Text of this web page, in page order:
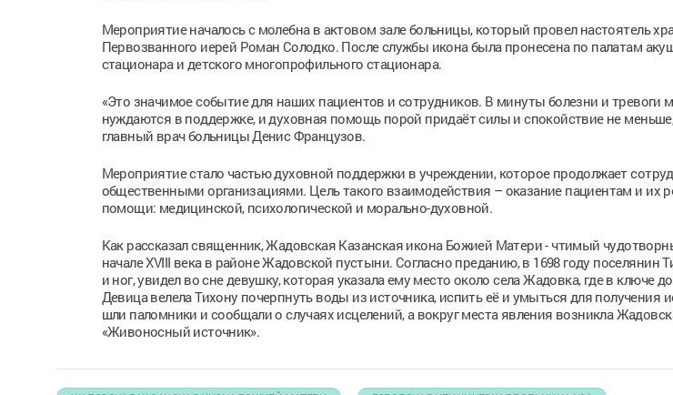
Мероприятие началось с молебна в актовом зале больницы, который провел настоятель
Первозванного иерей Роман Солодко. После службы икона была пронесена по палатам
стационара и детского многопрофильного стационара.
«Это значимое событие для наших пациентов и сотрудников. В минуты болезни и тревоги
нуждаются в поддержке, и духовная помощь порой придаёт силы и спокойствие не
главный врач больницы Денис Французов.
Мероприятие стало частью духовной поддержки в учреждении, которое продолжает
общественными организациями. Цель такого взаимодействия – оказание пациентам и их
помощи: медицинской, психологической и морально-духовной.
Как рассказал священник, Жадовская Казанская икона Божией Матери - чтимый
начале XVIII века в районе Жадовской пустыни. Согласно преданию, в 1698 году поселянин
и ног, увидел во сне девушку, которая указала ему место около села Жадовка, где в ключе
Девица велела Тихону почерпнуть воды из источника, испить её и умыться для получения
шли паломники и сообщали о случаях исцелений, а вокруг места явления возникла
«Живоносный источник».